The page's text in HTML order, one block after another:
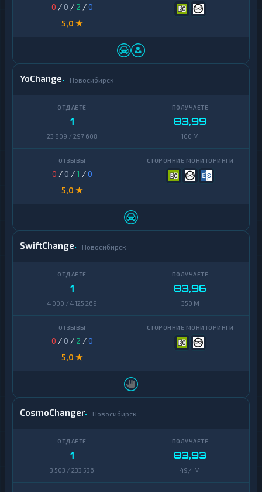
0 / 0 / 2 /0
5,0 ★
YoChange Новосибирск
1
23 809 / 297 608
83,99
100 M
0 / 0 /1 /0
5,0 ★
SwiftChange Новосибирск
1
4 000 / 4 125 269
83,96
350 M
0 / 0 / 2 /0
5,0 ★
CosmoChanger Новосибирск
1
3 503 / 233 536
83,93
49,4 M